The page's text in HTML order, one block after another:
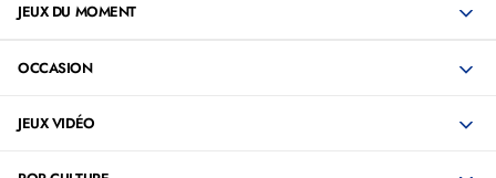
JEUX DU MOMENT
OCCASION
JEUX VIDÉO